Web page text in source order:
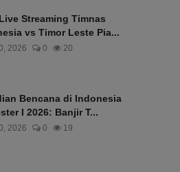
Streaming Timnas
vs Timor Leste Pia...
2026 0 20
Bencana di Indonesia
I 2026: Banjir T...
2026 0 19